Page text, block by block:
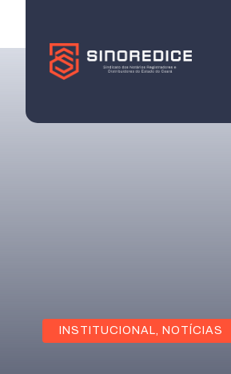
INSTITUCIONAL, NOTÍCIAS